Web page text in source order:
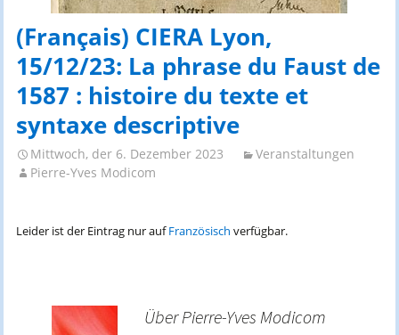
(Français) CIERA Lyon,
15/12/23: La phrase du Faust de
1587 : histoire du texte et
syntaxe descriptive
Mittwoch, der 6. Dezember 2023
Veranstaltungen
Pierre-Yves Modicom
Leider ist der Eintrag nur aufFranzösisch verfügbar.
Über Pierre-Yves Modicom